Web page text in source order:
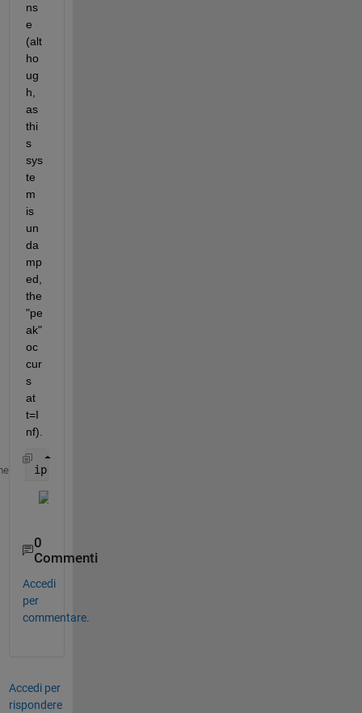
ns
e
(alt
ho
ug
h,
as
thi
s
sys
te
m
is
un
da
mp
ed,
the
"pe
ak"
oc
cur
s
at
t=I
nf).
ip.Characteristics.PeakResponse.Visible = true;
0
Commenti
Accedi
per
commentare.
Accedi per
rispondere